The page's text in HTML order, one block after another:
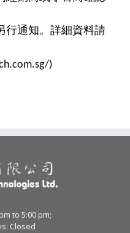
行通知。詳細資料請
)
to 5:00 pm;
Closed